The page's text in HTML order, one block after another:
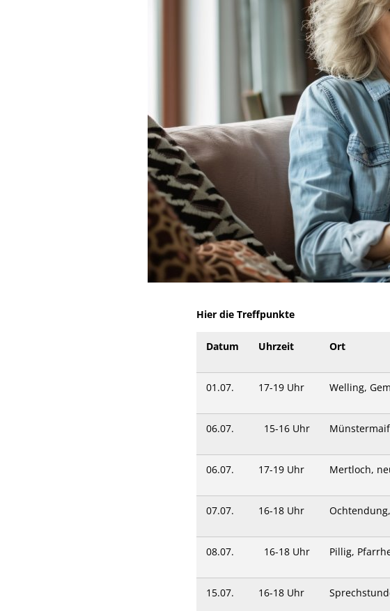
Hier die Treffpunkte
Datum Uhrzeit Ort
01.07. 17-19 Uhr Welling,
06.07. 15-16 Uhr
06.07. 17-19 Uhr Mertloch,
07.07. 16-18 Uhr
08.07. 16-18 Uhr Pillig,
15.07. 16-18 Uhr